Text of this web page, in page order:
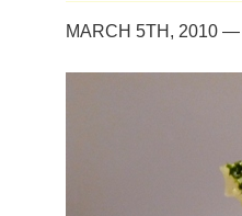
MARCH 5TH, 2010 —